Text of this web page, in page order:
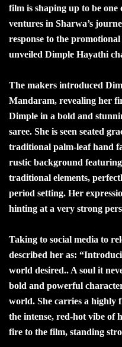
film is shaping up to be one
ventures in Sharwa’s
response to the
unveiled Dimple Hayathi
The makers introduced
Mandaram, revealing her
Dimple in a bold and
saree. She is seen seated
traditional palm-leaf hand
rustic background
traditional elements,
period setting. Her
hinting at a very strong
Taking to social media to
described her as:
world desired.. A soul it
bold and powerful
world. She carries a highly
the intense, red-hot vibe of
fire to the film, standing